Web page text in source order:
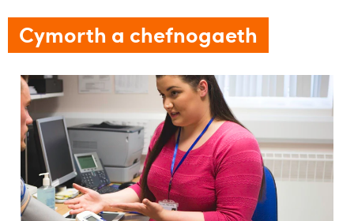
Cymorth a chefnogaeth